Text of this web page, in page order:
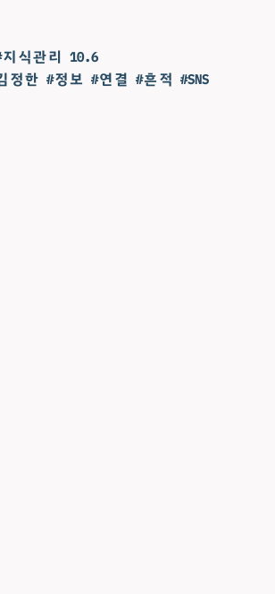
식관리 10.6
정한 #정보 #연결 #흔적 #SNS